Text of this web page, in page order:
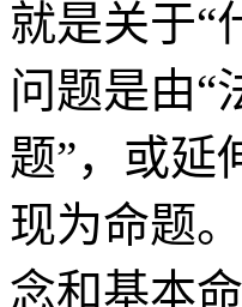
就是关于“
问题是由“
题”，或延
现为命题
念和基本